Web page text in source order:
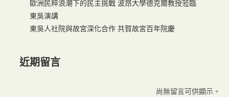
歐洲民粹浪潮下的民主挑戰 波昂大學德克爾教授蒞臨
東吳演講
東吳人社院與故宮深化合作 共賀故宮百年院慶
近期留言
尚無留言可供顯示。